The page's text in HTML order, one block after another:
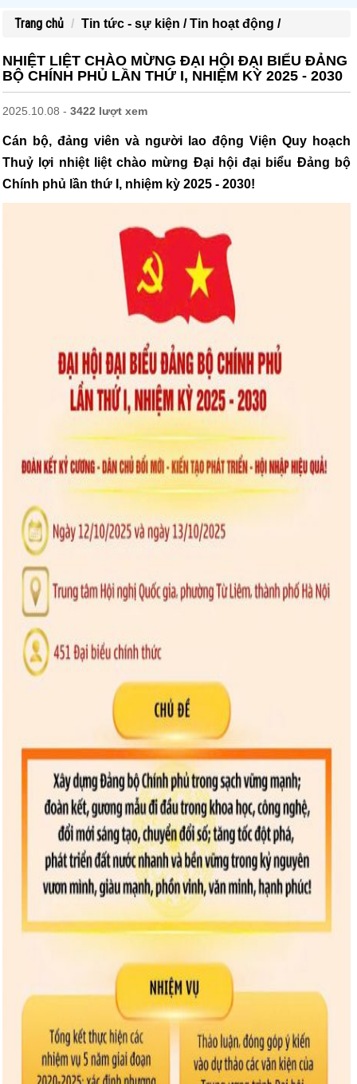
Trang chủ Tin tức - sự kiện /Tin hoạt động /
NHIỆT LIỆT CHÀO MỪNG ĐẠI HỘI ĐẠI BIỂU ĐẢNG
BỘ CHÍNH PHỦ LẦN THỨ I, NHIỆM KỲ 2025 - 2030
2025.10.08 - 3422 lượt xem
Cán bộ, đảng viên và người lao động Viện Quy hoạch
Thuỷ lợi nhiệt liệt chào mừng Đại hội đại biểu Đảng bộ
Chính phủ lần thứ I, nhiệm kỳ 2025 - 2030!